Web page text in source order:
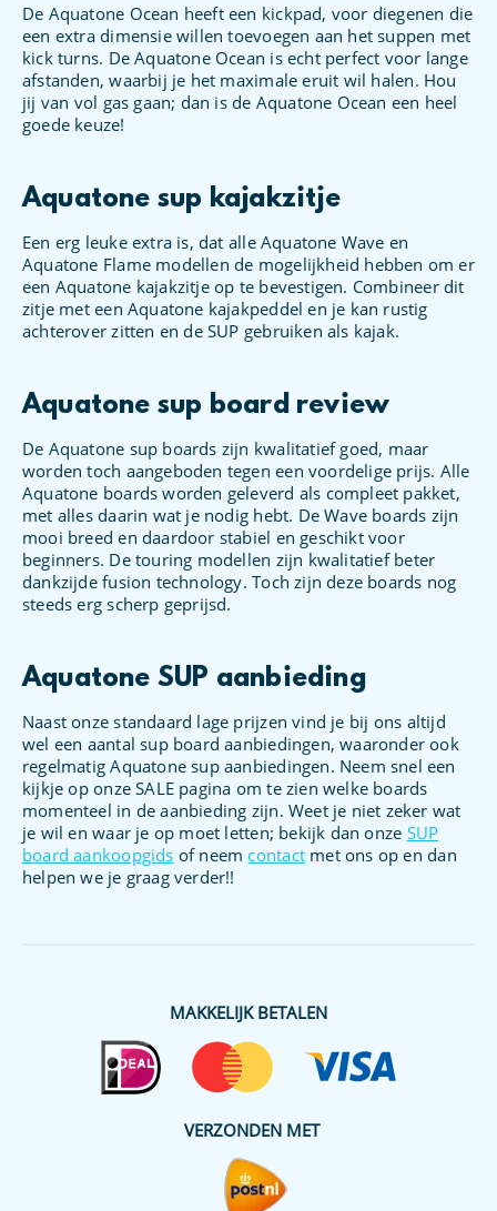
De Aquatone Ocean heeft een kickpad, voor diegenen die
een extra dimensie willen toevoegen aan het suppen met
kick turns. De Aquatone Ocean is echt perfect voor lange
afstanden, waarbij je het maximale eruit wil halen. Hou
jij van vol gas gaan; dan is de Aquatone Ocean een heel
goede keuze!
Aquatone sup kajakzitje
Een erg leuke extra is, dat alle Aquatone Wave en
Aquatone Flame modellen de mogelijkheid hebben om er
een Aquatone kajakzitje op te bevestigen. Combineer dit
zitje met een Aquatone kajakpeddel en je kan rustig
achterover zitten en de SUP gebruiken als kajak.
Aquatone sup board review
De Aquatone sup boards zijn kwalitatief goed, maar
worden toch aangeboden tegen een voordelige prijs. Alle
Aquatone boards worden geleverd als compleet pakket,
met alles daarin wat je nodig hebt. De Wave boards zijn
mooi breed en daardoor stabiel en geschikt voor
beginners. De touring modellen zijn kwalitatief beter
dankzijde fusion technology. Toch zijn deze boards nog
steeds erg scherp geprijsd.
Aquatone SUP aanbieding
Naast onze standaard lage prijzen vind je bij ons altijd
wel een aantal sup board aanbiedingen, waaronder ook
regelmatig Aquatone sup aanbiedingen. Neem snel een
kijkje op onze SALE pagina om te zien welke boards
momenteel in de aanbieding zijn. Weet je niet zeker wat
je wil en waar je op moet letten; bekijk dan onze SUP
board aankoopgids of neem contactmet ons op en dan
helpen we je graag verder!!
MAKKELIJK BETALEN
VERZONDEN MET